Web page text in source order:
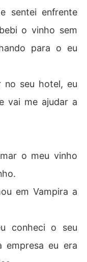
sentei enfrente
o vinho sem
para o eu
no seu hotel, eu
vai me ajudar a
o meu vinho
em Vampira a
conheci o seu
empresa eu era